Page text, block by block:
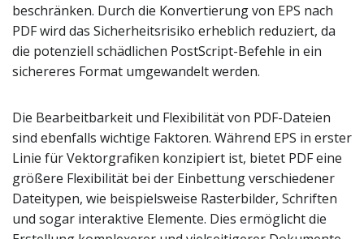
beschränken. Durch die Konvertierung von EPS nach
PDF wird das Sicherheitsrisiko erheblich reduziert, da
die potenziell schädlichen PostScript-Befehle in ein
sichereres Format umgewandelt werden.
Die Bearbeitbarkeit und Flexibilität von PDF-Dateien
sind ebenfalls wichtige Faktoren. Während EPS in erster
Linie für Vektorgrafiken konzipiert ist, bietet PDF eine
größere Flexibilität bei der Einbettung verschiedener
Dateitypen, wie beispielsweise Rasterbilder, Schriften
und sogar interaktive Elemente. Dies ermöglicht die